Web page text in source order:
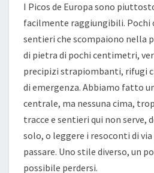
I Picos de Europa sono
facilmente raggiungibili. Pochi
sentieri che scompaiono nella
di pietra di pochi centimetri,
precipizi strapiombanti, rifugi
di emergenza. Abbiamo fatto
centrale, ma nessuna cima,
tracce e sentieri qui non serve,
solo, o leggere i resoconti di via
passare. Uno stile diverso, un
possibile perdersi.